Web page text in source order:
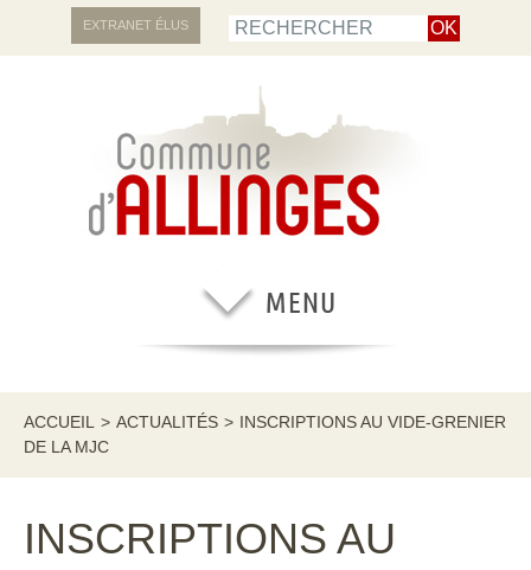
EXTRANET ÉLUS
ACCUEIL > ACTUALITÉS > INSCRIPTIONS AU VIDE-GRENIER
DE LA MJC
INSCRIPTIONS AU